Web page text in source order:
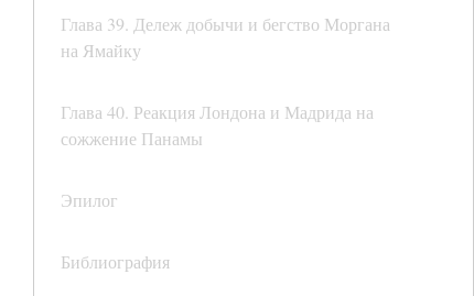
Глава 39. Дележ добычи и бегство Моргана
на Ямайку
Глава 40. Реакция Лондона и Мадрида на
сожжение Панамы
Эпилог
Библиография